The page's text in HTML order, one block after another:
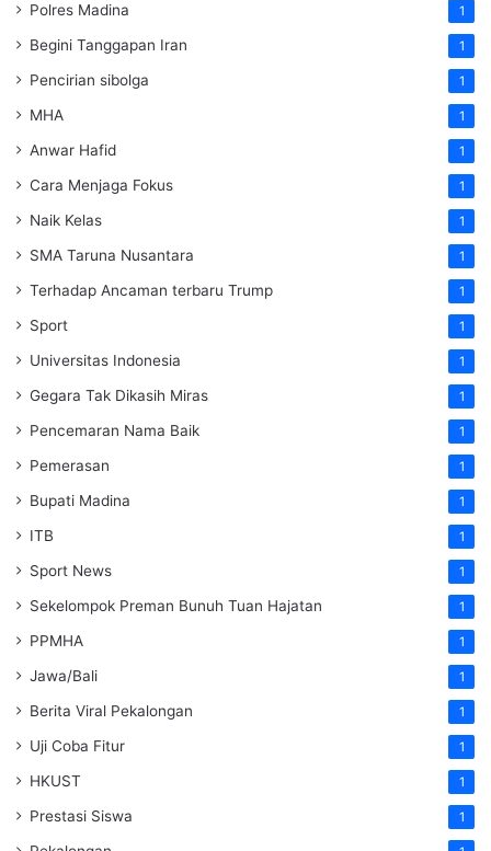
Polres Madina 1
Begini Tanggapan Iran 1
Pencirian sibolga 1
MHA 1
Anwar Hafid 1
Cara Menjaga Fokus 1
Naik Kelas 1
SMA Taruna Nusantara 1
Terhadap Ancaman terbaru Trump 1
Sport 1
Universitas Indonesia 1
Gegara Tak Dikasih Miras 1
Pencemaran Nama Baik 1
Pemerasan 1
Bupati Madina 1
ITB 1
Sport News 1
Sekelompok Preman Bunuh Tuan Hajatan 1
PPMHA 1
Jawa/Bali 1
Berita Viral Pekalongan 1
Uji Coba Fitur 1
HKUST 1
Prestasi Siswa 1